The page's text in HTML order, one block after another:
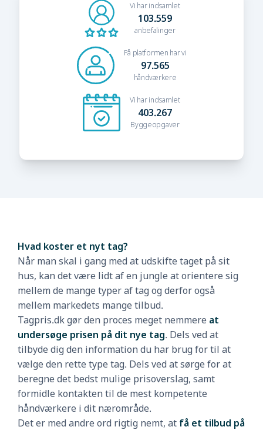
Vi har indsamlet
103.559
anbefalinger
På platformen har vi
97.565
håndværkere
Vi har indsamlet
403.267
Byggeopgaver
Hvad koster et nyt tag?
Når man skal i gang med at udskifte taget på sit
hus, kan det være lidt af en jungle at orientere sig
mellem de mange typer af tag og derfor også
mellem markedets mange tilbud.
Tagpris.dk gør den proces meget nemmere at
undersøge prisen på dit nye tag. Dels ved at
tilbyde dig den information du har brug for til at
vælge den rette type tag. Dels ved at sørge for at
beregne det bedst mulige prisoverslag, samt
formidle kontakten til de mest kompetente
håndværkere i dit nærområde.
Det er med andre ord rigtig nemt, at få et tilbud på